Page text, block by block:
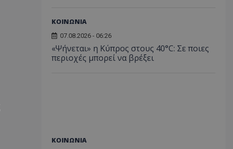
ΚΟΙΝΩΝΙΑ
07.08.2026 - 06:26
«Ψήνεται» η Κύπρος στους 40°C: Σε ποιες
περιοχές μπορεί να βρέξει
ΚΟΙΝΩΝΙΑ